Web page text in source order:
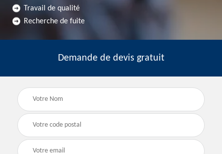
Travail de qualité
Recherche de fuite
Demande de devis gratuit